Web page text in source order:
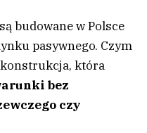
budowane w Polsce
pasywnego. Czym
która
bez
czy